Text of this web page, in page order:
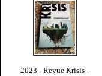
2023 - Revue Krisis -